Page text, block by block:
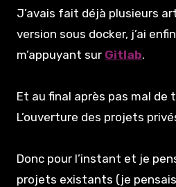
J’avais fait déjà plusieurs
version sous docker, j’ai
m’appuyant sur Gitlab.
Et au final après pas mal de
L’ouverture des projets
Donc pour l’instant et je
projets existants (je